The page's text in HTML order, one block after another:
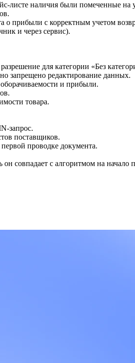
листе наличия были помеченные на
о прибыли с корректным учетом
и через сервис).
для категории «Без
запрещено редактирование данных.
и прибыли.
товара.
запрос.
поставщиков.
проводке документа.
он совпадает с алгоритмом на начало